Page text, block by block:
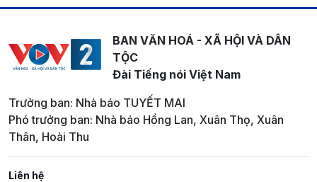
BAN VĂN HOÁ - XÃ HỘI VÀ DÂN
TỘC
Đài Tiếng nói Việt Nam
Trưởng ban: Nhà báo TUYẾT MAI
Phó trưởng ban: Nhà báo Hồng Lan, Xuân Thọ, Xuân
Thân, Hoài Thu
Liên hệ